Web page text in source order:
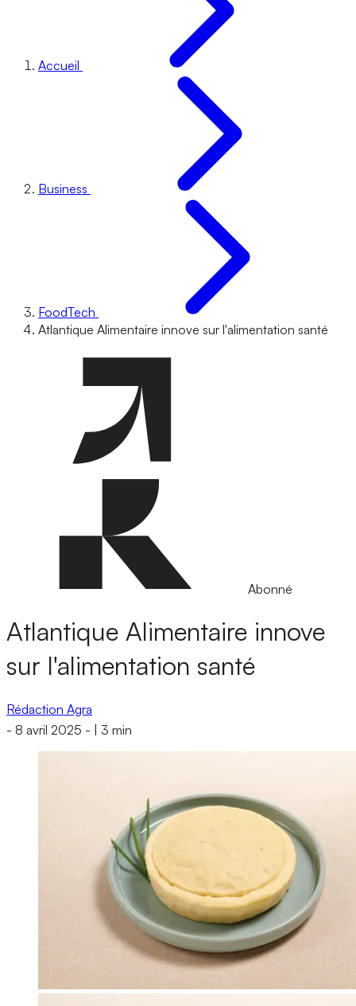
Accueil
Business
FoodTech
Atlantique Alimentaire innove sur l'alimentation santé
Abonné
Atlantique Alimentaire innove
sur l'alimentation santé
Rédaction Agra
- 8 avril 2025 - 3 min